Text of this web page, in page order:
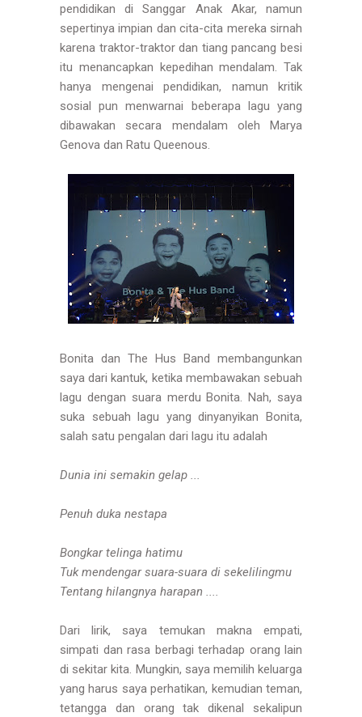
pendidikan di Sanggar Anak Akar, namun
sepertinya impian dan cita-cita mereka sirnah
karena traktor-traktor dan tiang pancang besi
itu menancapkan kepedihan mendalam. Tak
hanya mengenai pendidikan, namun kritik
sosial pun menwarnai beberapa lagu yang
dibawakan secara mendalam oleh Marya
Genova dan Ratu Queenous.
Bonita dan The Hus Band membangunkan
saya dari kantuk, ketika membawakan sebuah
lagu dengan suara merdu Bonita. Nah, saya
suka sebuah lagu yang dinyanyikan Bonita,
salah satu pengalan dari lagu itu adalah
Dunia ini semakin gelap ...
Penuh duka nestapa
Bongkar telinga hatimu
Tuk mendengar suara-suara di sekelilingmu
Tentang hilangnya harapan ....
Dari lirik, saya temukan makna empati,
simpati dan rasa berbagi terhadap orang lain
di sekitar kita. Mungkin, saya memilih keluarga
yang harus saya perhatikan, kemudian teman,
tetangga dan orang tak dikenal sekalipun